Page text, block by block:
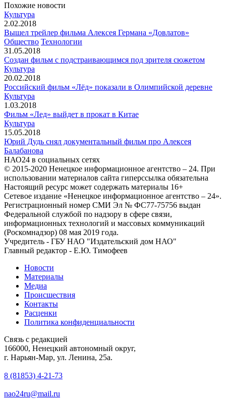
Похожие новости
Культура
2.02.2018
Вышел трейлер фильма Алексея Германа «Довлатов»
Общество Технологии
31.05.2018
Создан фильм с подстраивающимся под зрителя сюжетом
Культура
20.02.2018
Российский фильм «Лёд» показали в Олимпийской деревне
Культура
1.03.2018
Фильм «Лед» выйдет в прокат в Китае
Культура
15.05.2018
Юрий Дудь снял документальный фильм про Алексея
Балабанова
НАО24 в социальных сетях
© 2015-2020 Ненецкое информационное агентство – 24. При
использовании материалов сайта гиперссылка обязательна
Настоящий ресурс может содержать материалы 16+
Сетевое издание «Ненецкое информационное агентство – 24».
Регистрационный номер СМИ Эл № ФС77-75756 выдан
Федеральной службой по надзору в сфере связи,
информационных технологий и массовых коммуникаций
(Роскомнадзор) 08 мая 2019 года.
Учредитель - ГБУ НАО "Издательский дом НАО"
Главный редактор - Е.Ю. Тимофеев
Новости
Материалы
Медиа
Происшествия
Контакты
Расценки
Политика конфиденциальности
Связь с редакцией
166000, Ненецкий автономный округ,
г. Нарьян-Мар, ул. Ленина, 25а.
8 (81853) 4-21-73
nao24ru@mail.ru